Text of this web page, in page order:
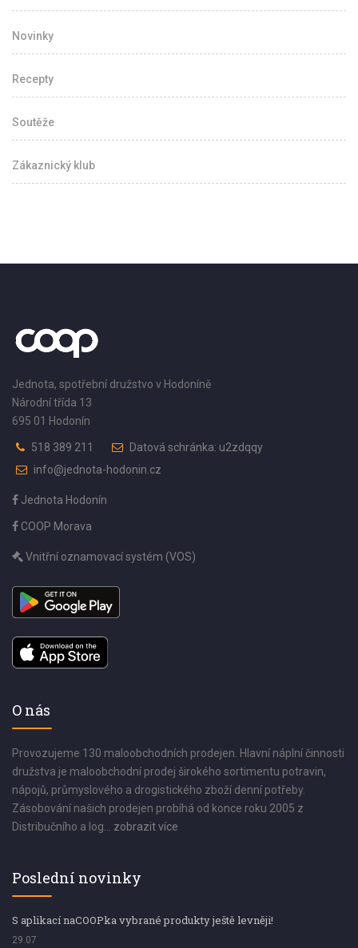
Novinky
Recepty
Soutěže
Zákaznický klub
Jednota, spotřební družstvo v Hodoníně
Národní třída 13
695 01 Hodonín
518 389 211
Datová schránka: u2zdqqy
info@jednota-hodonin.cz
Jednota Hodonín
COOP Morava
Vnitřní oznamovací systém (VOS)
O nás
Provozujeme 130 maloobchodních prodejen. Hlavní náplní činnosti
družstva je maloobchodní prodej širokého sortimentu potravin,
nápojů, průmyslového a drogistického zboží denní potřeby.
Zásobování našich prodejen probíhá od konce roku 2005 z
Distribučního a log... zobrazit více
Poslední novinky
S aplikací naCOOPka vybrané produkty ještě levněji!
29.07